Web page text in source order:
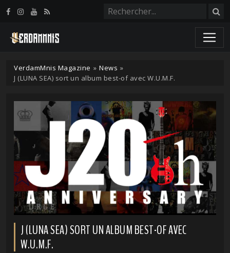
VerdamMnis Magazine » News »
J (LUNA SEA) sort un album best-of avec W.U.M.F.
J (LUNA SEA) SORT UN ALBUM BEST-OF AVEC
W.U.M.F.
Panneau de gestion des cookies